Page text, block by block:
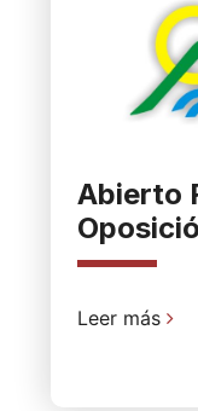
Abierto
Leer más